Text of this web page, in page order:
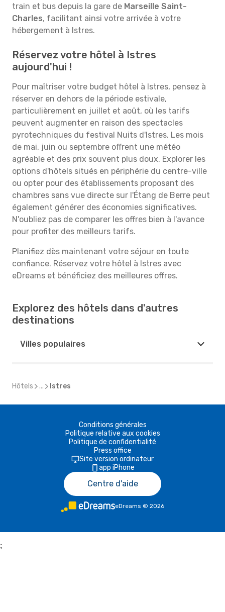
train et bus depuis la gare de Marseille Saint-
Charles, facilitant ainsi votre arrivée à votre
hébergement à Istres.
Réservez votre hôtel à Istres
aujourd'hui !
Pour maîtriser votre budget hôtel à Istres, pensez à
réserver en dehors de la période estivale,
particulièrement en juillet et août, où les tarifs
peuvent augmenter en raison des spectacles
pyrotechniques du festival Nuits d'Istres. Les mois
de mai, juin ou septembre offrent une météo
agréable et des prix souvent plus doux. Explorer les
options d'hôtels situés en périphérie du centre-ville
ou opter pour des établissements proposant des
chambres sans vue directe sur l'Étang de Berre peut
également générer des économies significatives.
N'oubliez pas de comparer les offres bien à l'avance
pour profiter des meilleurs tarifs.
Planifiez dès maintenant votre séjour en toute
confiance. Réservez votre hôtel à Istres avec
eDreams et bénéficiez des meilleures offres.
Explorez des hôtels dans d'autres
destinations
Villes populaires
Hôtels ... Istres
Conditions générales
Politique relative aux cookies
Politique de confidentialité
Press office
Site version ordinateur
app iPhone
Centre d'aide
eDreams © 2026
;